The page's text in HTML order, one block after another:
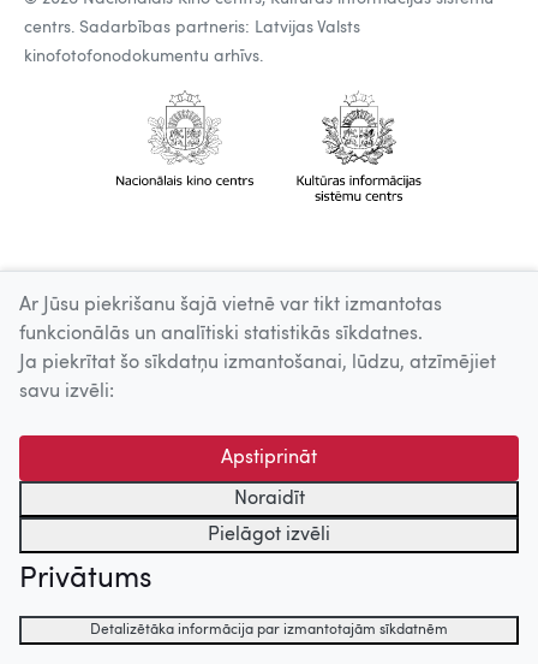
centrs. Sadarbības partneris: Latvijas Valsts
kinofotofonodokumentu arhīvs.
Ar Jūsu piekrišanu šajā vietnē var tikt izmantotas
funkcionālās un analītiski statistikās sīkdatnes.
Ja piekrītat šo sīkdatņu izmantošanai, lūdzu, atzīmējiet
savu izvēli:
Apstiprināt
Noraidīt
Pielāgot izvēli
Privātums
Detalizētāka informācija par izmantotajām sīkdatnēm